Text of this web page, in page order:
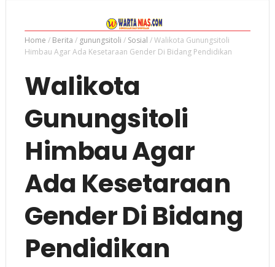
Home / Berita / gunungsitoli / Sosial /Walikota Gunungsitoli
Himbau Agar Ada Kesetaraan Gender Di Bidang Pendidikan
Walikota
Gunungsitoli
Himbau Agar
Ada Kesetaraan
Gender Di Bidang
Pendidikan